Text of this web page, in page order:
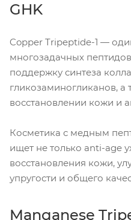
GHK
Copper Tripeptide-1 —
многозадачных
поддержку синтеза
гликозаминогликанов, а
восстановлении кожи и
Косметика с медным
ищет не только anti-age
восстановления кожи,
упругости и общего
Manganese